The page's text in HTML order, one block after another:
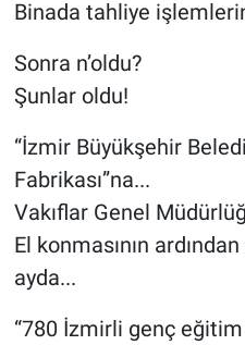
Binada tahliye
Sonra n’oldu?
Şunlar oldu!
“İzmir Büyükşehir
Fabrikası”na...
Vakıflar Genel
El konmasının
ayda...
“780 İzmirli genç